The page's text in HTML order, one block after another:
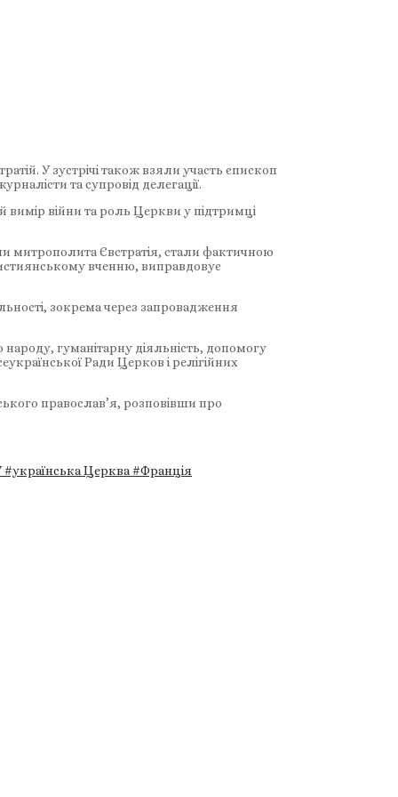
У зустрічі також взяли участь єпископ
та супровід делегації.
вимір війни та роль Церкви у підтримці
митрополита Євстратія, стали фактичною
вченню, виправдовує
зокрема через запровадження
гуманітарну діяльність, допомогу
Ради Церков і релігійних
православ’я, розповівши про
#українська Церква#Франція